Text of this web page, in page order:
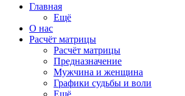
Главная
Ещё
О нас
Расчёт матрицы
Расчёт матрицы
Предназначение
Мужчина и женщина
Графики судьбы и воли
Ещё